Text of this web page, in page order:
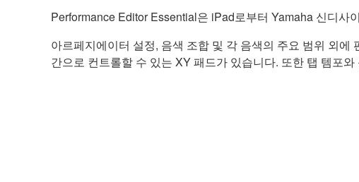
Performance Editor Essential은 iPad로부터 Yamaha 신디사
아르페지에이터 설정, 음색 조합 및 각 음색의 주요 범위 외
간으로 컨트롤할 수 있는 XY 패드가 있습니다. 또한 탭 템포